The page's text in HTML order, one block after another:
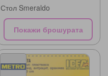
Стол Smeraldo
Покажи брошурата